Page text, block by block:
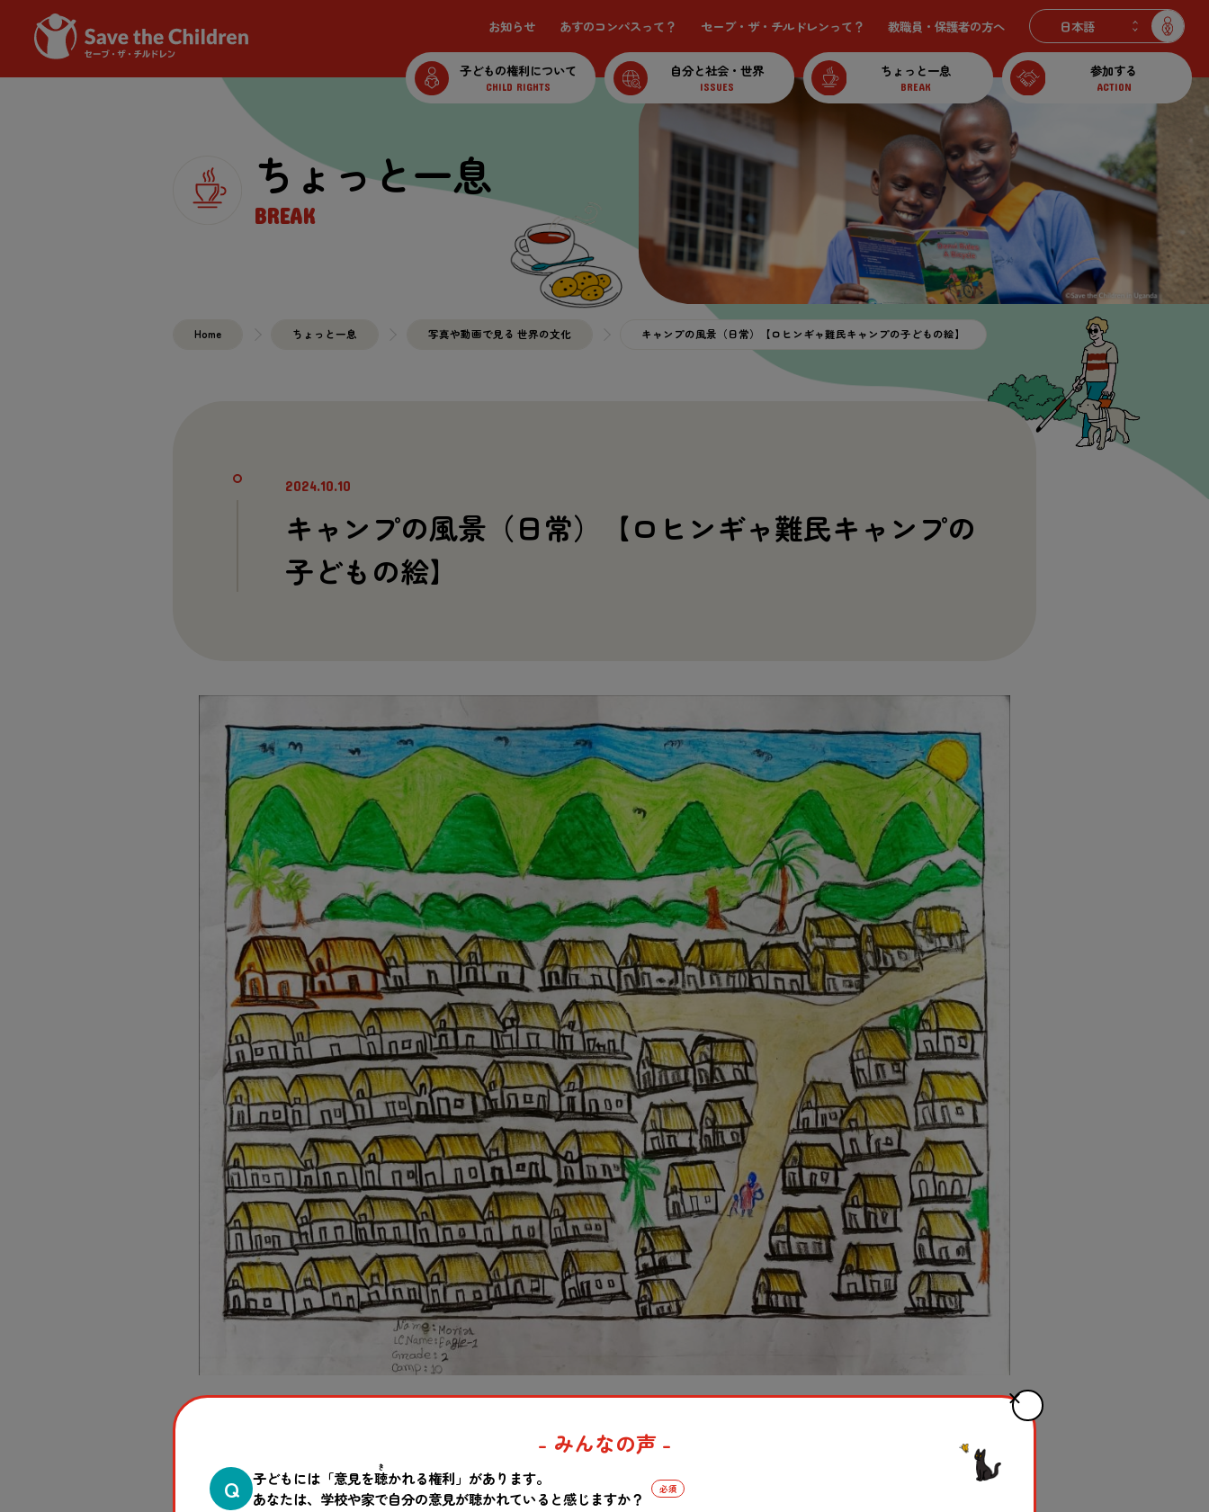
子どもの権利について
CHILD RIGHTS
自分と社会・世界
ISSUES
ちょっと一息
BREAK
参加する
ACTION
お知らせ あすのコンパスって？ セーブ・ザ・チルドレンって？ 教職員・保護者の方へ
ちょっと一息
BREAK
Home ちょっと一息 写真や動画で見る 世界の文化 キャンプの風景（日常）【ロヒンギャ難民キャンプの子どもの絵】
2024.10.10
キャンプの風景（日常）【ロヒンギャ難民キャンプの
子どもの絵】
セーブ・ザ・チルドレン・ジャパンスタッフの訪問を温かく歓迎してくれた子どもからのプレゼント。（その1） キャンプは、元々ジ
ャングルがあった場所にできており、緑も急斜面も多い。
- みんなの声 -
Q
子どもには「意見を聴
き
かれる権利」があります。
あなたは、学校や家で自分の意見が聴かれていると感じますか？